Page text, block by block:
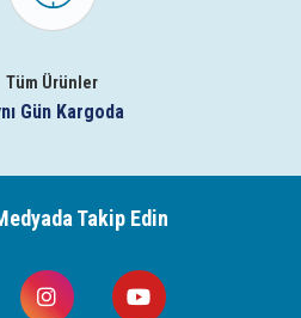
Tüm Ürünler
Gün Kargoda
Takip Edin